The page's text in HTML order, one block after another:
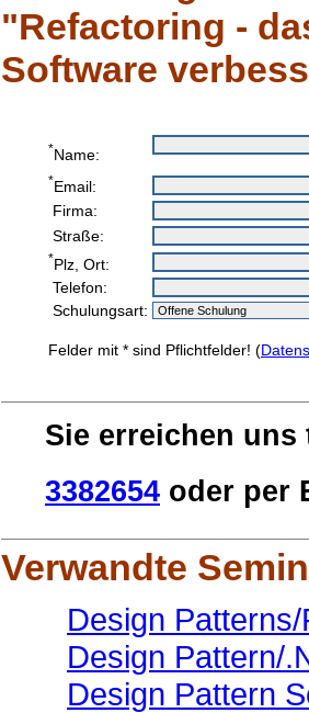
"Refactoring -
Software
*Name:
*Email:
Firma:
Straße:
*Plz, Ort:
Telefon:
Schulungsart:
Felder mit * sind Pflichtfelder! (
Sie erreichen
3382654 oder per
Verwandte
Design
Design Pattern/
Design Pattern